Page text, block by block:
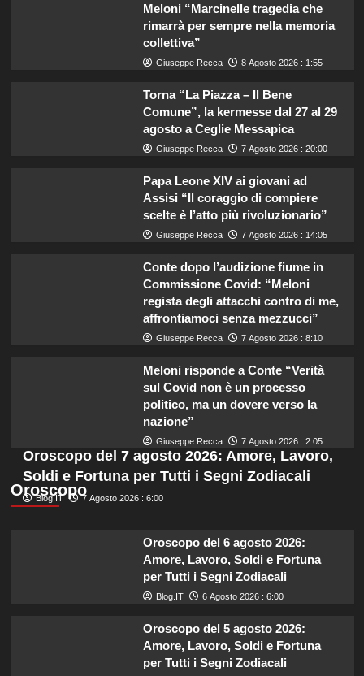
Meloni “Marcinelle tragedia che
rimarrà per sempre nella memoria
collettiva”
Giuseppe Recca 8 Agosto 2026 : 1:55
Torna “La Piazza – Il Bene
Comune”, la kermesse dal 27 al 29
agosto a Ceglie Messapica
Giuseppe Recca 7 Agosto 2026 : 20:00
Papa Leone XIV ai giovani ad
Assisi “Il coraggio di compiere
scelte è l’atto più rivoluzionario”
Giuseppe Recca 7 Agosto 2026 : 14:05
Conte dopo l’audizione fiume in
Commissione Covid: “Meloni
regista degli attacchi contro di me,
affrontiamoci senza mezzucci”
Giuseppe Recca 7 Agosto 2026 : 8:10
Meloni risponde a Conte “Verità
sul Covid non è un processo
politico, ma un dovere verso la
nazione”
Giuseppe Recca 7 Agosto 2026 : 2:05
Oroscopo
Oroscopo del 7 agosto 2026: Amore, Lavoro,
Soldi e Fortuna per Tutti i Segni Zodiacali
Blog.IT 7 Agosto 2026 : 6:00
Oroscopo del 6 agosto 2026:
Amore, Lavoro, Soldi e Fortuna
per Tutti i Segni Zodiacali
Blog.IT 6 Agosto 2026 : 6:00
Oroscopo del 5 agosto 2026:
Amore, Lavoro, Soldi e Fortuna
per Tutti i Segni Zodiacali